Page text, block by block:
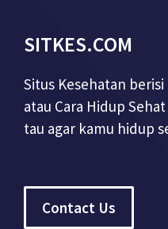
SITKES.COM
Situs Kesehatan
atau Cara Hidup
tau agar kamu hidup
Contact Us